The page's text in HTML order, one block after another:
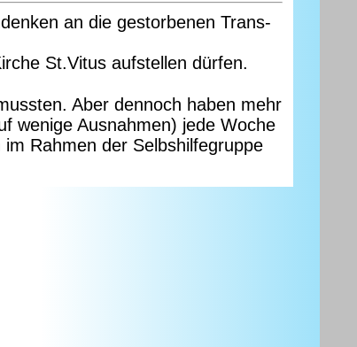
an die gestorbenen Trans-
St.Vitus aufstellen dürfen.
Aber dennoch haben mehr
wenige Ausnahmen) jede Woche
Rahmen der Selbshilfegruppe